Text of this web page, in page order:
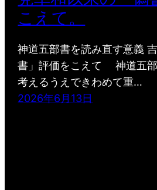
こえて。
神道五部書を読み直す意義
書」評価をこえて 神道五部
考えるうえできわめて重…
2026年6月13日